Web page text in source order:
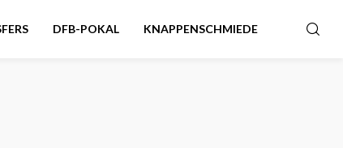
DFB-POKAL KNAPPENSCHMIEDE